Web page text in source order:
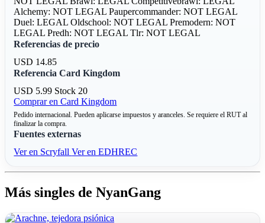
Alchemy: NOT LEGALPaupercommander: NOT LEGAL
Duel: LEGALOldschool: NOT LEGALPremodern: NOT
LEGALPredh: NOT LEGALTlr: NOT LEGAL
Referencias de precio
USD 14.85
Referencia Card Kingdom
USD 5.99 Stock 20
Comprar en Card Kingdom
Pedido internacional. Pueden aplicarse impuestos y aranceles. Se requiere el RUT al
finalizar la compra.
Fuentes externas
Ver en ScryfallVer en EDHREC
Más singles de NyanGang